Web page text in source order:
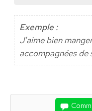
Exemple :
J'aime bien
accompagnées de